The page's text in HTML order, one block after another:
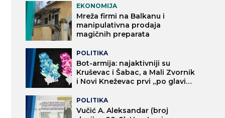
EKONOMIJA
Mreža firmi na Balkanu i
manipulativna prodaja
magičnih preparata
POLITIKA
Bot-armija: najaktivniji su
Kruševac i Šabac, a Mali Zvornik
i Novi Kneževac prvi „po glavi
POLITIKA
Vučić A. Aleksandar (broj